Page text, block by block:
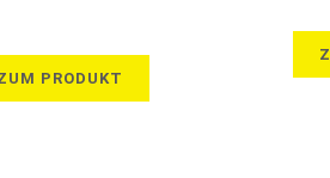
PRODUKT